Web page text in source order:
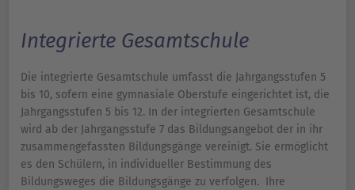
Integrierte Gesamtschule
Die integrierte Gesamtschule umfasst die Jahrgangsstufen 5
bis 10, sofern eine gymnasiale Oberstufe eingerichtet ist, die
Jahrgangsstufen 5 bis 12. In der integrierten Gesamtschule
wird ab der Jahrgangsstufe 7 das Bildungsangebot der in ihr
zusammengefassten Bildungsgänge vereinigt. Sie ermöglicht
es den Schülern, in individueller Bestimmung des
Bildungsweges die Bildungsgänge zu verfolgen. Ihre